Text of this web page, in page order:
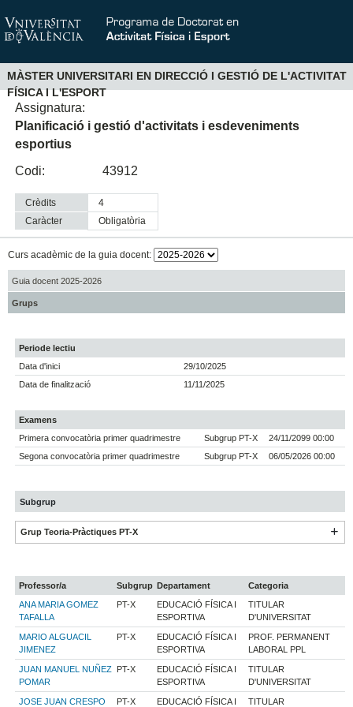
MÀSTER UNIVERSITARI EN DIRECCIÓ I GESTIÓ DE L'ACTIVITAT
FÍSICA I L'ESPORT
Assignatura:
Planificació i gestió d'activitats i esdeveniments
esportius
Codi:
43912
Crèdits
4
Caràcter
obligatòria
Curs acadèmic de la guia docent:
Guia docent 2025-2026
Grups
Periode lectiu
Data d'inici
29/10/2025
Data de finalització
11/11/2025
Examens
Primera convocatòria primer quadrimestre
Subgrup PT-X
24/11/2099 00:00
Segona convocatòria primer quadrimestre
Subgrup PT-X 06/05/2026 00:00
Subgrup
Grup Teoria-Pràctiques PT-X
Professor/a Subgrup Departament
Categoria
ANA MARIA GOMEZ
TAFALLA
PT-X
EDUCACIÓ FÍSICA I
ESPORTIVA
TITULAR
D'UNIVERSITAT
MARIO ALGUACIL
JIMENEZ
PT-X
EDUCACIÓ FÍSICA I
ESPORTIVA
PROF. PERMANENT
LABORAL PPL
JUAN MANUEL NUÑEZ
POMAR
PT-X
EDUCACIÓ FÍSICA I
ESPORTIVA
TITULAR
D'UNIVERSITAT
JOSE JUAN CRESPO PT-X EDUCACIÓ FÍSICA I TITULAR